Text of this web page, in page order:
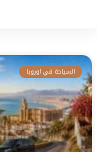
السياحة في اوروبا